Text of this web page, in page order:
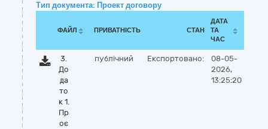
Тип документа: Проект договору
ФАЙЛ ПРИВАТНІСТЬ СТАН
ДАТА
ТА
ЧАС
3.
До
да
то
к 1.
Пр
оє
публічний Експортовано:
08-05-
2026,
13:25:20